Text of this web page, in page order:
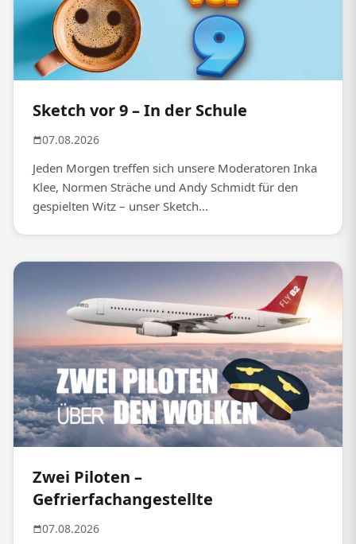
Sketch vor 9 – In der Schule
07.08.2026
Jeden Morgen treffen sich unsere Moderatoren Inka
Klee, Normen Sträche und Andy Schmidt für den
gespielten Witz – unser Sketch...
Zwei Piloten –
Gefrierfachangestellte
07.08.2026